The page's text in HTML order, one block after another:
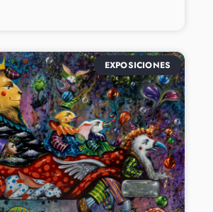
EXPOSICIONES